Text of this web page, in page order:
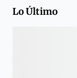
Lo Último